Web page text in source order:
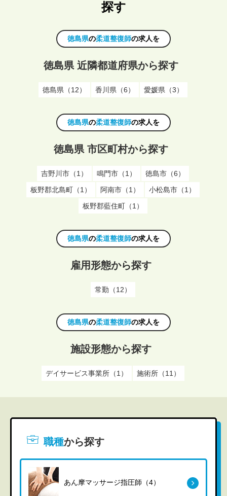
探す
徳島県の柔道整復師の求人を
徳島県 近隣都道府県から探す
徳島県（12） 香川県（6） 愛媛県（3）
徳島県の柔道整復師の求人を
徳島県 市区町村から探す
吉野川市（1） 鳴門市（1）
徳島市（6）
板野郡北島町（1）
阿南市（1）
小松島市（1）
板野郡藍住町（1）
徳島県の柔道整復師の求人を
雇用形態から探す
常勤（12）
徳島県の柔道整復師の求人を
施設形態から探す
デイサービス事業所（1） 施術所（11）
職種から探す
あん摩マッサージ指圧師（4）